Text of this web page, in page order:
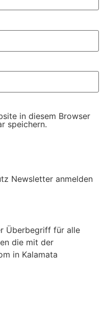
in diesem Browser
speichern.
Newsletter anmelden
Überbegriff für alle
die mit der
in Kalamata